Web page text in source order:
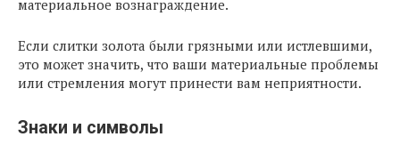
материальное вознаграждение.
Если слитки золота были грязными или истлевшими,
это может значить, что ваши материальные проблемы
или стремления могут принести вам неприятности.
Знаки и символы